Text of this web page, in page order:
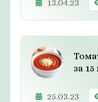
13.04.23
за
25.03.23